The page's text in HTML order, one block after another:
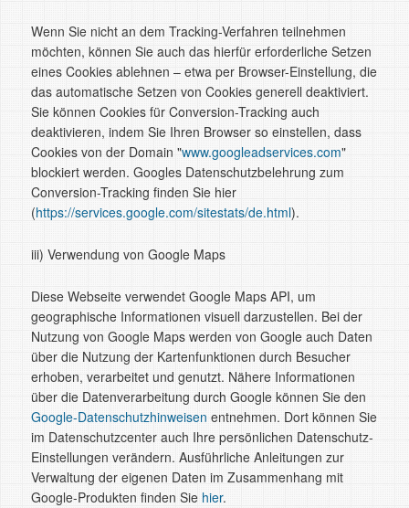
Wenn Sie nicht an dem Tracking-Verfahren teilnehmen
möchten, können Sie auch das hierfür erforderliche Setzen
eines Cookies ablehnen – etwa per Browser-Einstellung, die
das automatische Setzen von Cookies generell deaktiviert.
Sie können Cookies für Conversion-Tracking auch
deaktivieren, indem Sie Ihren Browser so einstellen, dass
Cookies von der Domain "www.googleadservices.com"
blockiert werden. Googles Datenschutzbelehrung zum
Conversion-Tracking finden Sie hier
(https://services.google.com/sitestats/de.html).
iii) Verwendung von Google Maps
Diese Webseite verwendet Google Maps API, um
geographische Informationen visuell darzustellen. Bei der
Nutzung von Google Maps werden von Google auch Daten
über die Nutzung der Kartenfunktionen durch Besucher
erhoben, verarbeitet und genutzt. Nähere Informationen
über die Datenverarbeitung durch Google können Sie den
Google-Datenschutzhinweisen entnehmen. Dort können Sie
im Datenschutzcenter auch Ihre persönlichen Datenschutz-
Einstellungen verändern. Ausführliche Anleitungen zur
Verwaltung der eigenen Daten im Zusammenhang mit
Google-Produkten finden Sie hier.